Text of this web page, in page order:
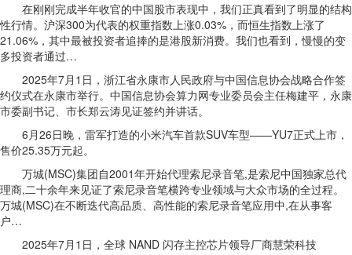
在刚刚完成半年收官的中国股市表现中，我们正真看到了明显的结构
性行情。沪深300为代表的权重指数上涨0.03%，而恒生指数上涨了
21.06%，其中最被投资者追捧的是港股新消费。我们也看到，慢慢的变
多投资者通过…
2025年7月1日，浙江省永康市人民政府与中国信息协会战略合作签
约仪式在永康市举行。中国信息协会算力网专业委员会主任梅建平，永康
市委副书记、市长郑云涛见证签约并讲话。
6月26日晚，雷军打造的小米汽车首款SUV车型——YU7正式上市，
售价25.35万元起。
万城(MSC)集团自2001年开始代理索尼录音笔,是索尼中国独家总代
理商,二十余年来见证了索尼录音笔横跨专业领域与大众市场的全过程。
万城(MSC)在不断迭代高品质、高性能的索尼录音笔应用中,在从事客
户…
2025年7月1日，全球 NAND 闪存主控芯片领导厂商慧荣科技